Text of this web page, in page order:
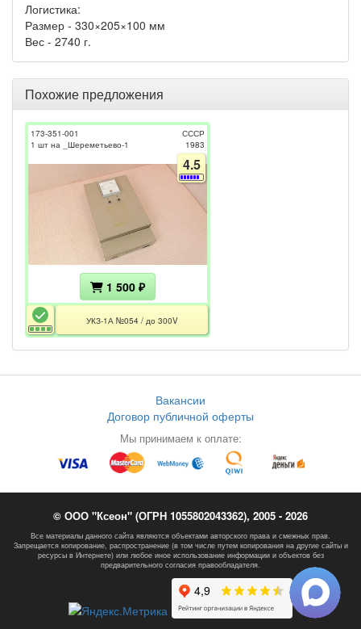
Логистика:
Размер - 330×205×100 мм
Вес - 2740 г.
Похожие предложения
173-351-001
1 шт на _Шереметьево-1
СССР
1983
4.5
1 500 ₽
УКЗ-1А №054 / до 300V
Вакансии
Договор публичной оферты
Мы принимаем к оплате:
© ООО "Ксеон" (ОГРН 1055802043362), 2005 - 2026
Все материалы данного сайта являются объектами авторского права и смежных прав.
Запрещается копирование, распространение (в том числе путем копирования на другие сайты и
ресурсы в Интернете) или любое иное использование информации и объектов без
предварительного согласия правообладателя.